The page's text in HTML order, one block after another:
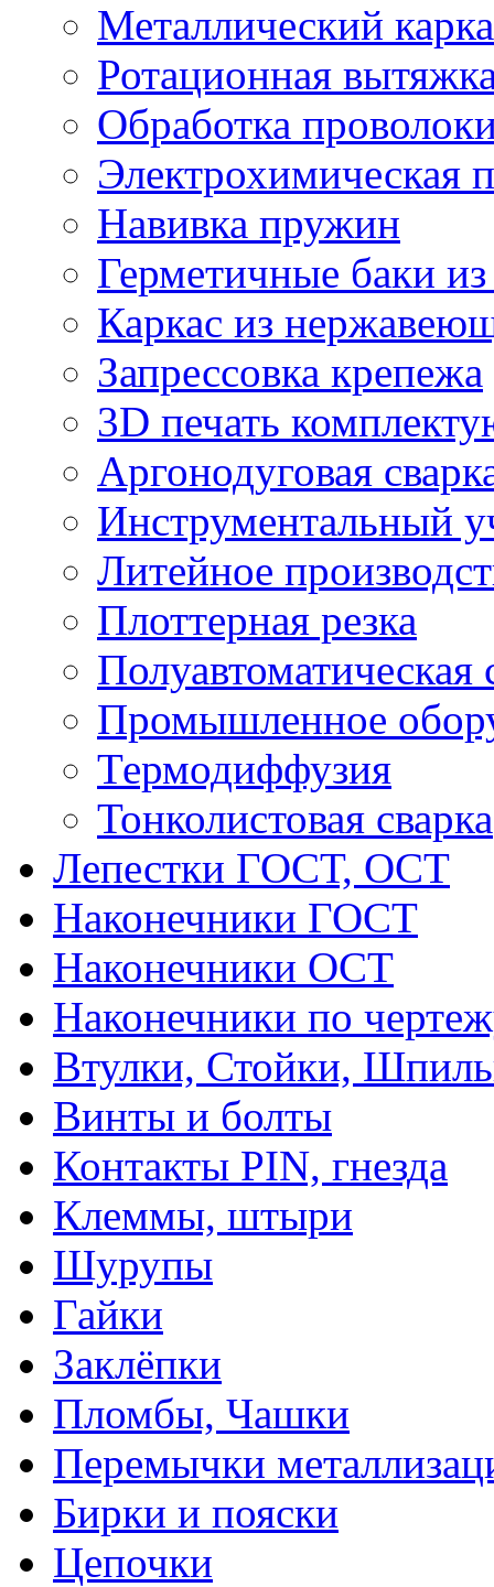
Металлический
Ротационная
Обработка
Электрохимическая
Навивка пружин
Герметичные баки
Каркас из
Запрессовка крепежа
3D печать
Аргонодуговая
Инструментальный
Литейное
Плоттерная резка
Полуавтоматическая
Промышленное
Термодиффузия
Тонколистовая сварка
Лепестки ГОСТ, ОСТ
Наконечники ГОСТ
Наконечники ОСТ
Наконечники по
Втулки, Стойки,
Винты и болты
Контакты PIN, гнезда
Клеммы, штыри
Шурупы
Гайки
Заклёпки
Пломбы, Чашки
Перемычки
Бирки и пояски
Цепочки